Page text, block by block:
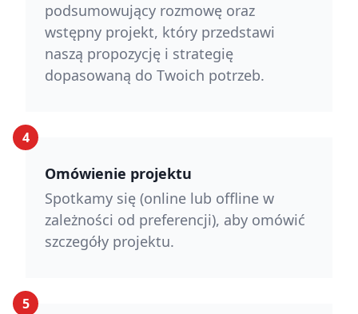
podsumowujący rozmowę oraz
wstępny projekt, który przedstawi
naszą propozycję i strategię
dopasowaną do Twoich potrzeb.
4
Omówienie projektu
Spotkamy się (online lub offline w
zależności od preferencji), aby omówić
szczegóły projektu.
5